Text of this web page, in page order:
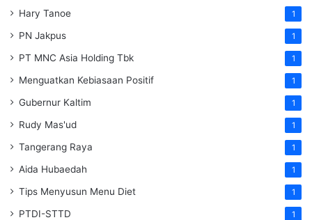
Hary Tanoe 1
PN Jakpus 1
PT MNC Asia Holding Tbk 1
Menguatkan Kebiasaan Positif 1
Gubernur Kaltim 1
Rudy Mas'ud 1
Tangerang Raya 1
Aida Hubaedah 1
Tips Menyusun Menu Diet 1
PTDI-STTD 1